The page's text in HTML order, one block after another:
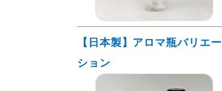
【日本製】アロマ瓶バリエー
ション